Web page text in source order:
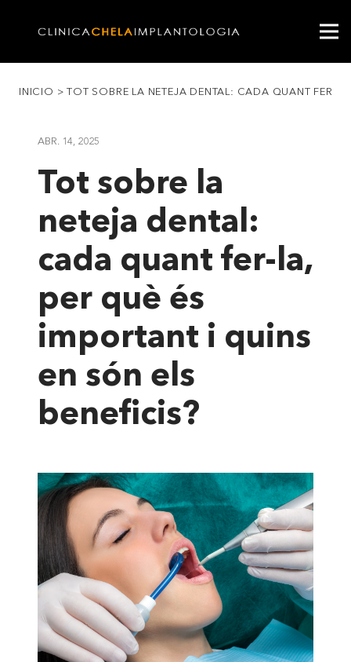
INICIO >TOT SOBRE LA NETEJA DENTAL: CADA QUANT FER-
ABR. 14, 2025
Tot sobre la
neteja dental:
cada quant fer-la,
per què és
important i quins
en són els
beneficis?